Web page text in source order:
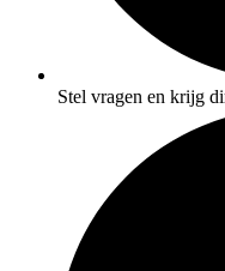
Stel vragen en krijg